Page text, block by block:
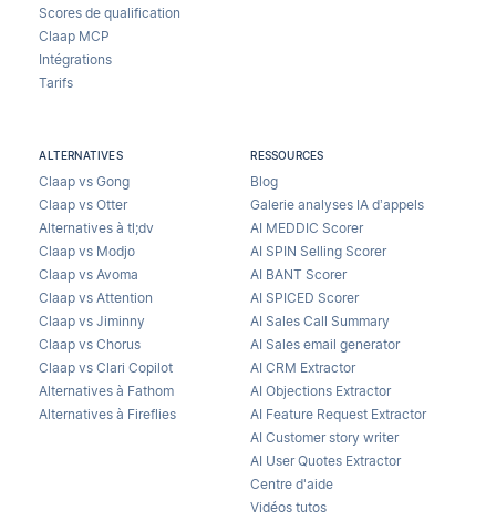
Scores de qualification
Claap MCP
Intégrations
Tarifs
ALTERNATIVES
Claap vs Gong
Claap vs Otter
Alternatives à tl;dv
Claap vs Modjo
Claap vs Avoma
Claap vs Attention
Claap vs Jiminny
Claap vs Chorus
Claap vs Clari Copilot
Alternatives à Fathom
Alternatives à Fireflies
RESSOURCES
Blog
Galerie analyses IA d’appels
AI MEDDIC Scorer
AI SPIN Selling Scorer
AI BANT Scorer
AI SPICED Scorer
AI Sales Call Summary
AI Sales email generator
AI CRM Extractor
AI Objections Extractor
AI Feature Request Extractor
AI Customer story writer
AI User Quotes Extractor
Centre d'aide
Vidéos tutos